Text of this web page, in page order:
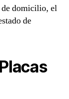
domicilio, el
de